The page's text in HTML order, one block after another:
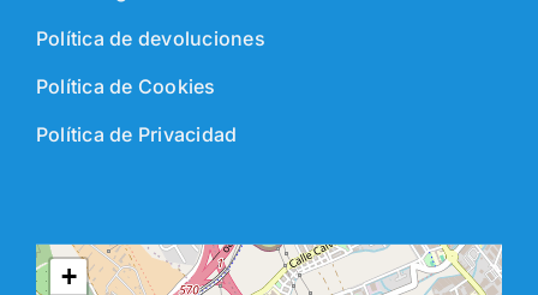
Política de devoluciones
Política de Cookies
Política de Privacidad
+